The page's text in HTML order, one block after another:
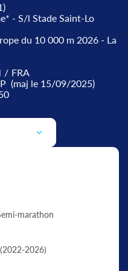
- S/l Stade Saint-Lo
du 10 000 m 2026 - La
/ FRA
(maj le 15/09/2025)
marathon
2026)